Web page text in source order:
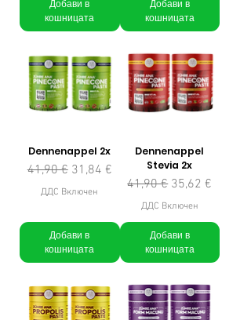
Добави в
кошницата
Добави в
кошницата
Dennenappel 2x
Редовна цена
41,90 € Продажна цена
31,84 €
ДДС Включен
Добави в
кошницата
Dennenappel
Stevia 2x
Редовна цена
41,90 € Продажна цена
35,62 €
ДДС Включен
Добави в
кошницата